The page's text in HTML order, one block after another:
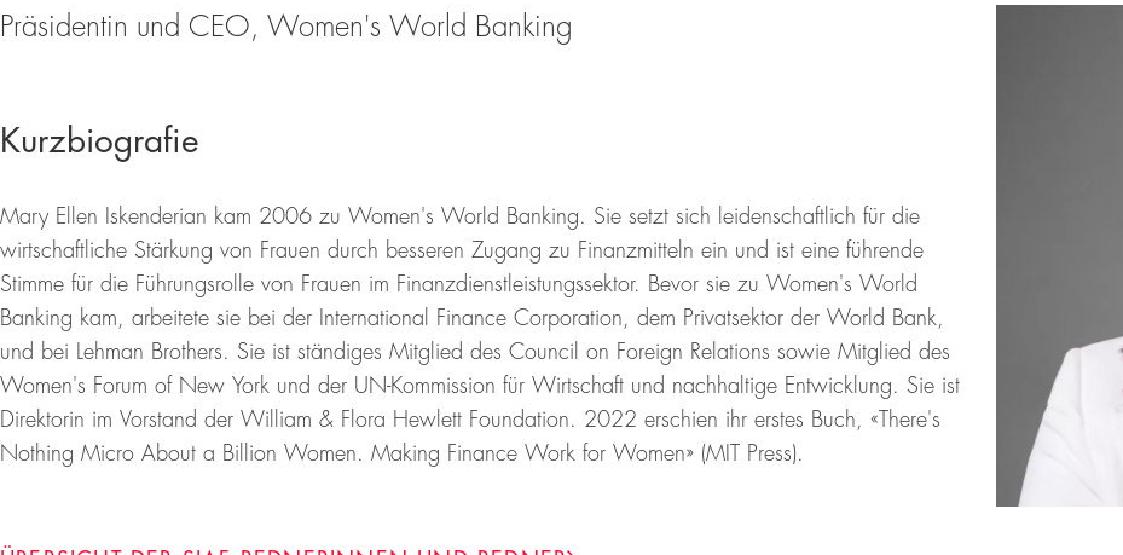
Präsidentin und CEO, Women's World Banking
Kurzbiografie
Mary Ellen Iskenderian kam 2006 zu Women's World Banking. Sie setzt sich leidenschaftlich für die
wirtschaftliche Stärkung von Frauen durch besseren Zugang zu Finanzmitteln ein und ist eine führende
Stimme für die Führungsrolle von Frauen im Finanzdienstleistungssektor. Bevor sie zu Women's World
Banking kam, arbeitete sie bei der International Finance Corporation, dem Privatsektor der World Bank,
und bei Lehman Brothers. Sie ist ständiges Mitglied des Council on Foreign Relations sowie Mitglied des
Women's Forum of New York und der UN-Kommission für Wirtschaft und nachhaltige Entwicklung. Sie ist
Direktorin im Vorstand der William & Flora Hewlett Foundation. 2022 erschien ihr erstes Buch, «There's
Nothing Micro About a Billion Women. Making Finance Work for Women» (MIT Press).